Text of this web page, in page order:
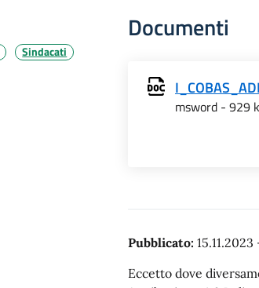
Documenti
msword - 929
Pubblicato: 15.11.2023
Eccetto dove
Sindacati